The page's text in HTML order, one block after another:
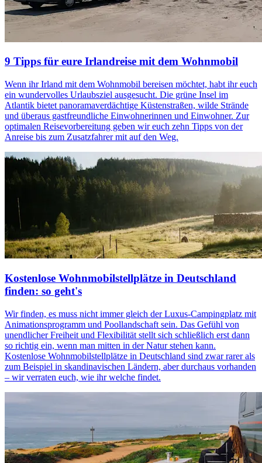
9 Tipps für eure Irlandreise mit dem Wohnmobil
Wenn ihr Irland mit dem Wohnmobil bereisen möchtet, habt ihr euch
ein wundervolles Urlaubsziel ausgesucht. Die grüne Insel im
Atlantik bietet panoramaverdächtige Küstenstraßen, wilde Strände
und überaus gastfreundliche Einwohnerinnen und Einwohner. Zur
optimalen Reisevorbereitung geben wir euch zehn Tipps von der
Anreise bis zum Zusatzfahrer mit auf den Weg.
Kostenlose Wohnmobilstellplätze in Deutschland
finden: so geht's
Wir finden, es muss nicht immer gleich der Luxus-Campingplatz mit
Animationsprogramm und Poollandschaft sein. Das Gefühl von
unendlicher Freiheit und Flexibilität stellt sich schließlich erst dann
so richtig ein, wenn man mitten in der Natur stehen kann.
Kostenlose Wohnmobilstellplätze in Deutschland sind zwar rarer als
zum Beispiel in skandinavischen Ländern, aber durchaus vorhanden
– wir verraten euch, wie ihr welche findet.